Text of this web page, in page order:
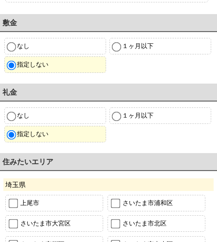
敷金
なし １ヶ月以下
指定しない
礼金
なし １ヶ月以下
指定しない
住みたいエリア
埼玉県
上尾市 さいたま市浦和区
さいたま市大宮区 さいたま市北区